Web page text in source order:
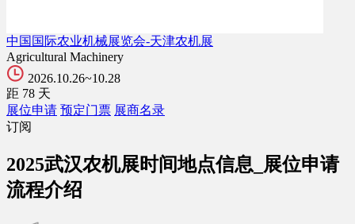
中国国际农业机械展览会-天津农机展
Agricultural Machinery
2026.10.26~10.28
距 78 天
展位申请 预定门票 展商名录
订阅
2025武汉农机展时间地点信息_展位申请
流程介绍